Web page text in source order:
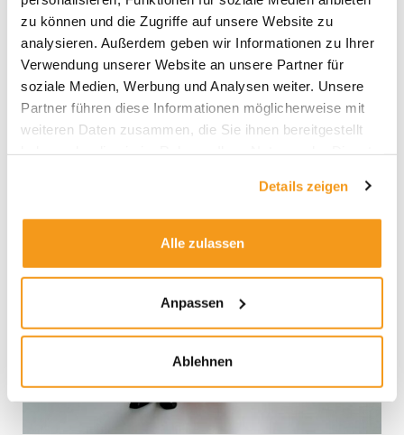
zu können und die Zugriffe auf unsere Website zu
analysieren. Außerdem geben wir Informationen zu Ihrer
Verwendung unserer Website an unsere Partner für
soziale Medien, Werbung und Analysen weiter. Unsere
Partner führen diese Informationen möglicherweise mit
weiteren Daten zusammen, die Sie ihnen bereitgestellt
Details zeigen
Alle zulassen
Anpassen
Ablehnen
gibt, hat sich die Hyperinflation in unser kollektives
Gedächtnis gegraben. So sehr, dass die Europäische
Zentralbank wegen ihrer lockeren Geldpolitik
mancherorts zum Hassobjekt und Ziel irrationaler
Weiterlesen »
kaufen?